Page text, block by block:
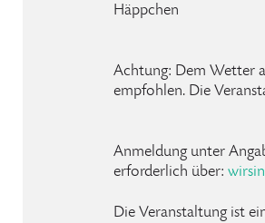
Häppchen
Achtung: Dem Wetter
empfohlen. Die
Anmeldung unter
erforderlich über:
Die Veranstaltung ist